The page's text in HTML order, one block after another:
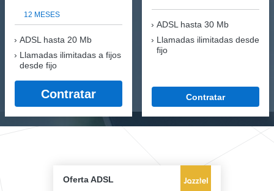
12 MESES
ADSL hasta 20 Mb
Llamadas ilimitadas a fijos
desde fijo
Contratar
ADSL hasta 30 Mb
Llamadas ilimitadas desde
fijo
Contratar
Oferta ADSL